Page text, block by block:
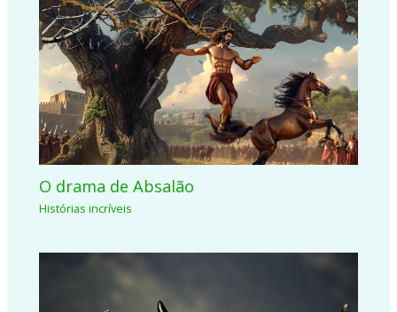
O drama de Absalão
Histórias incríveis